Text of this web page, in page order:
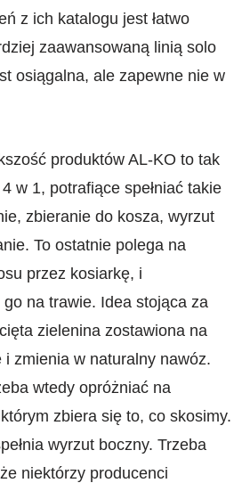
z ich katalogu jest łatwo
zaawansowaną linią solo
osiągalna, ale zapewne nie w
produktów AL-KO to tak
w 1, potrafiące spełniać takie
zbieranie do kosza, wyrzut
To ostatnie polega na
przez kosiarkę, i
na trawie. Idea stojąca za
zielenina zostawiona na
i zmienia w naturalny nawóz.
wtedy opróżniać na
zbiera się to, co skosimy.
wyrzut boczny. Trzeba
niektórzy producenci